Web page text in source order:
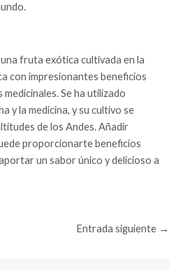
fruta exótica cultivada en la
con impresionantes beneficios
Se ha utilizado
y la medicina, y su cultivo se
de los Andes. Añadir
proporcionarte beneficios
un sabor único y delicioso a
Entrada siguiente →